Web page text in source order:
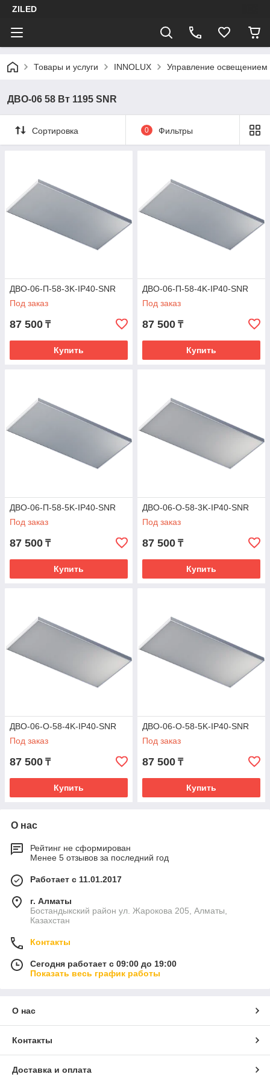
ZILED
Товары и услуги INNOLUX Управление освещением
ДВО-06 58 Вт 1195 SNR
Сортировка 0 Фильтры
ДВО-06-П-58-3K-IP40-SNR
Под заказ
87 500 ₸
Купить
ДВО-06-П-58-4K-IP40-SNR
Под заказ
87 500 ₸
Купить
ДВО-06-П-58-5K-IP40-SNR
Под заказ
87 500 ₸
Купить
ДВО-06-О-58-3K-IP40-SNR
Под заказ
87 500 ₸
Купить
ДВО-06-О-58-4K-IP40-SNR
Под заказ
87 500 ₸
Купить
ДВО-06-О-58-5K-IP40-SNR
Под заказ
87 500 ₸
Купить
О нас
Рейтинг не сформирован
Менее 5 отзывов за последний год
Работает с 11.01.2017
г. Алматы
Бостандыкский район ул. Жарокова 205, Алматы,
Казахстан
Контакты
Сегодня работает с 09:00 до 19:00
Показать весь график работы
О нас
Контакты
Доставка и оплата